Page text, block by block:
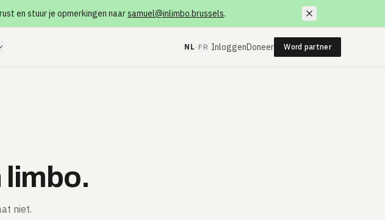
en stuur je opmerkingen naarsamuel@inlimbo.brussels.
NL · FR InloggenDoneer Word partner
limbo.
niet.